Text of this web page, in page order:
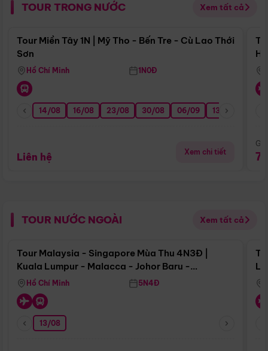
TOUR TRONG NƯỚC Xem tất cả
Điểm nổi bật
Tour Miền Tây 1N | Mỹ Tho - Bến Tre - Cù Lao Thới
Sơn
Hồ Chí Minh 1N0Đ
14/08 16/08 23/08 30/08 06/09 13/09
Liên hệ Xem chi tiết
TOUR NƯỚC NGOÀI Xem tất cả
Điểm nổi bật
Tour Malaysia - Singapore Mùa Thu 4N3Đ |
Kuala Lumpur - Malacca - Johor Baru -
Singapore
Hồ Chí Minh 5N4Đ
13/08